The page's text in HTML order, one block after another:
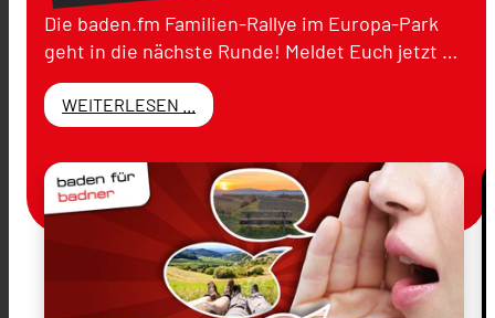
Die baden.fm Familien-Rallye im Europa-Park
geht in die nächste Runde! Meldet Euch jetzt …
WEITERLESEN ...